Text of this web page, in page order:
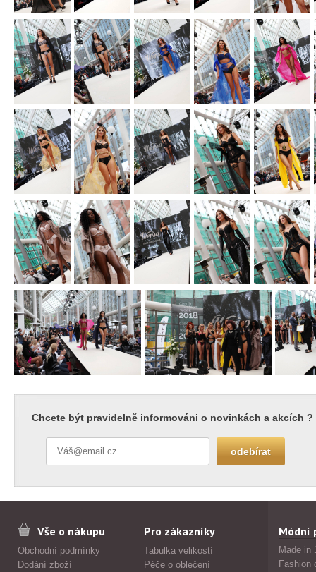
Chcete být pravidelně informováni o novinkách a akcích ?
Vše o nákupu
Obchodní podmínky
Dodání zboží
Pro zákazníky
Tabulka velikostí
Péče o oblečení
Módní
Made in
Fashion